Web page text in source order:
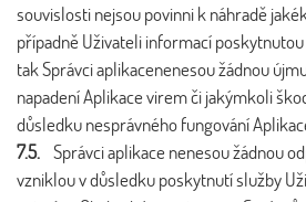
souvislosti nejsou povinni k náhradě
případně Uživateli informací
tak Správci aplikacenenesou žádnou
napadení Aplikace virem či jakýmkoli
důsledku nesprávného fungování
7.5. Správci aplikace nenesou žádnou
vzniklou v důsledku poskytnutí služby